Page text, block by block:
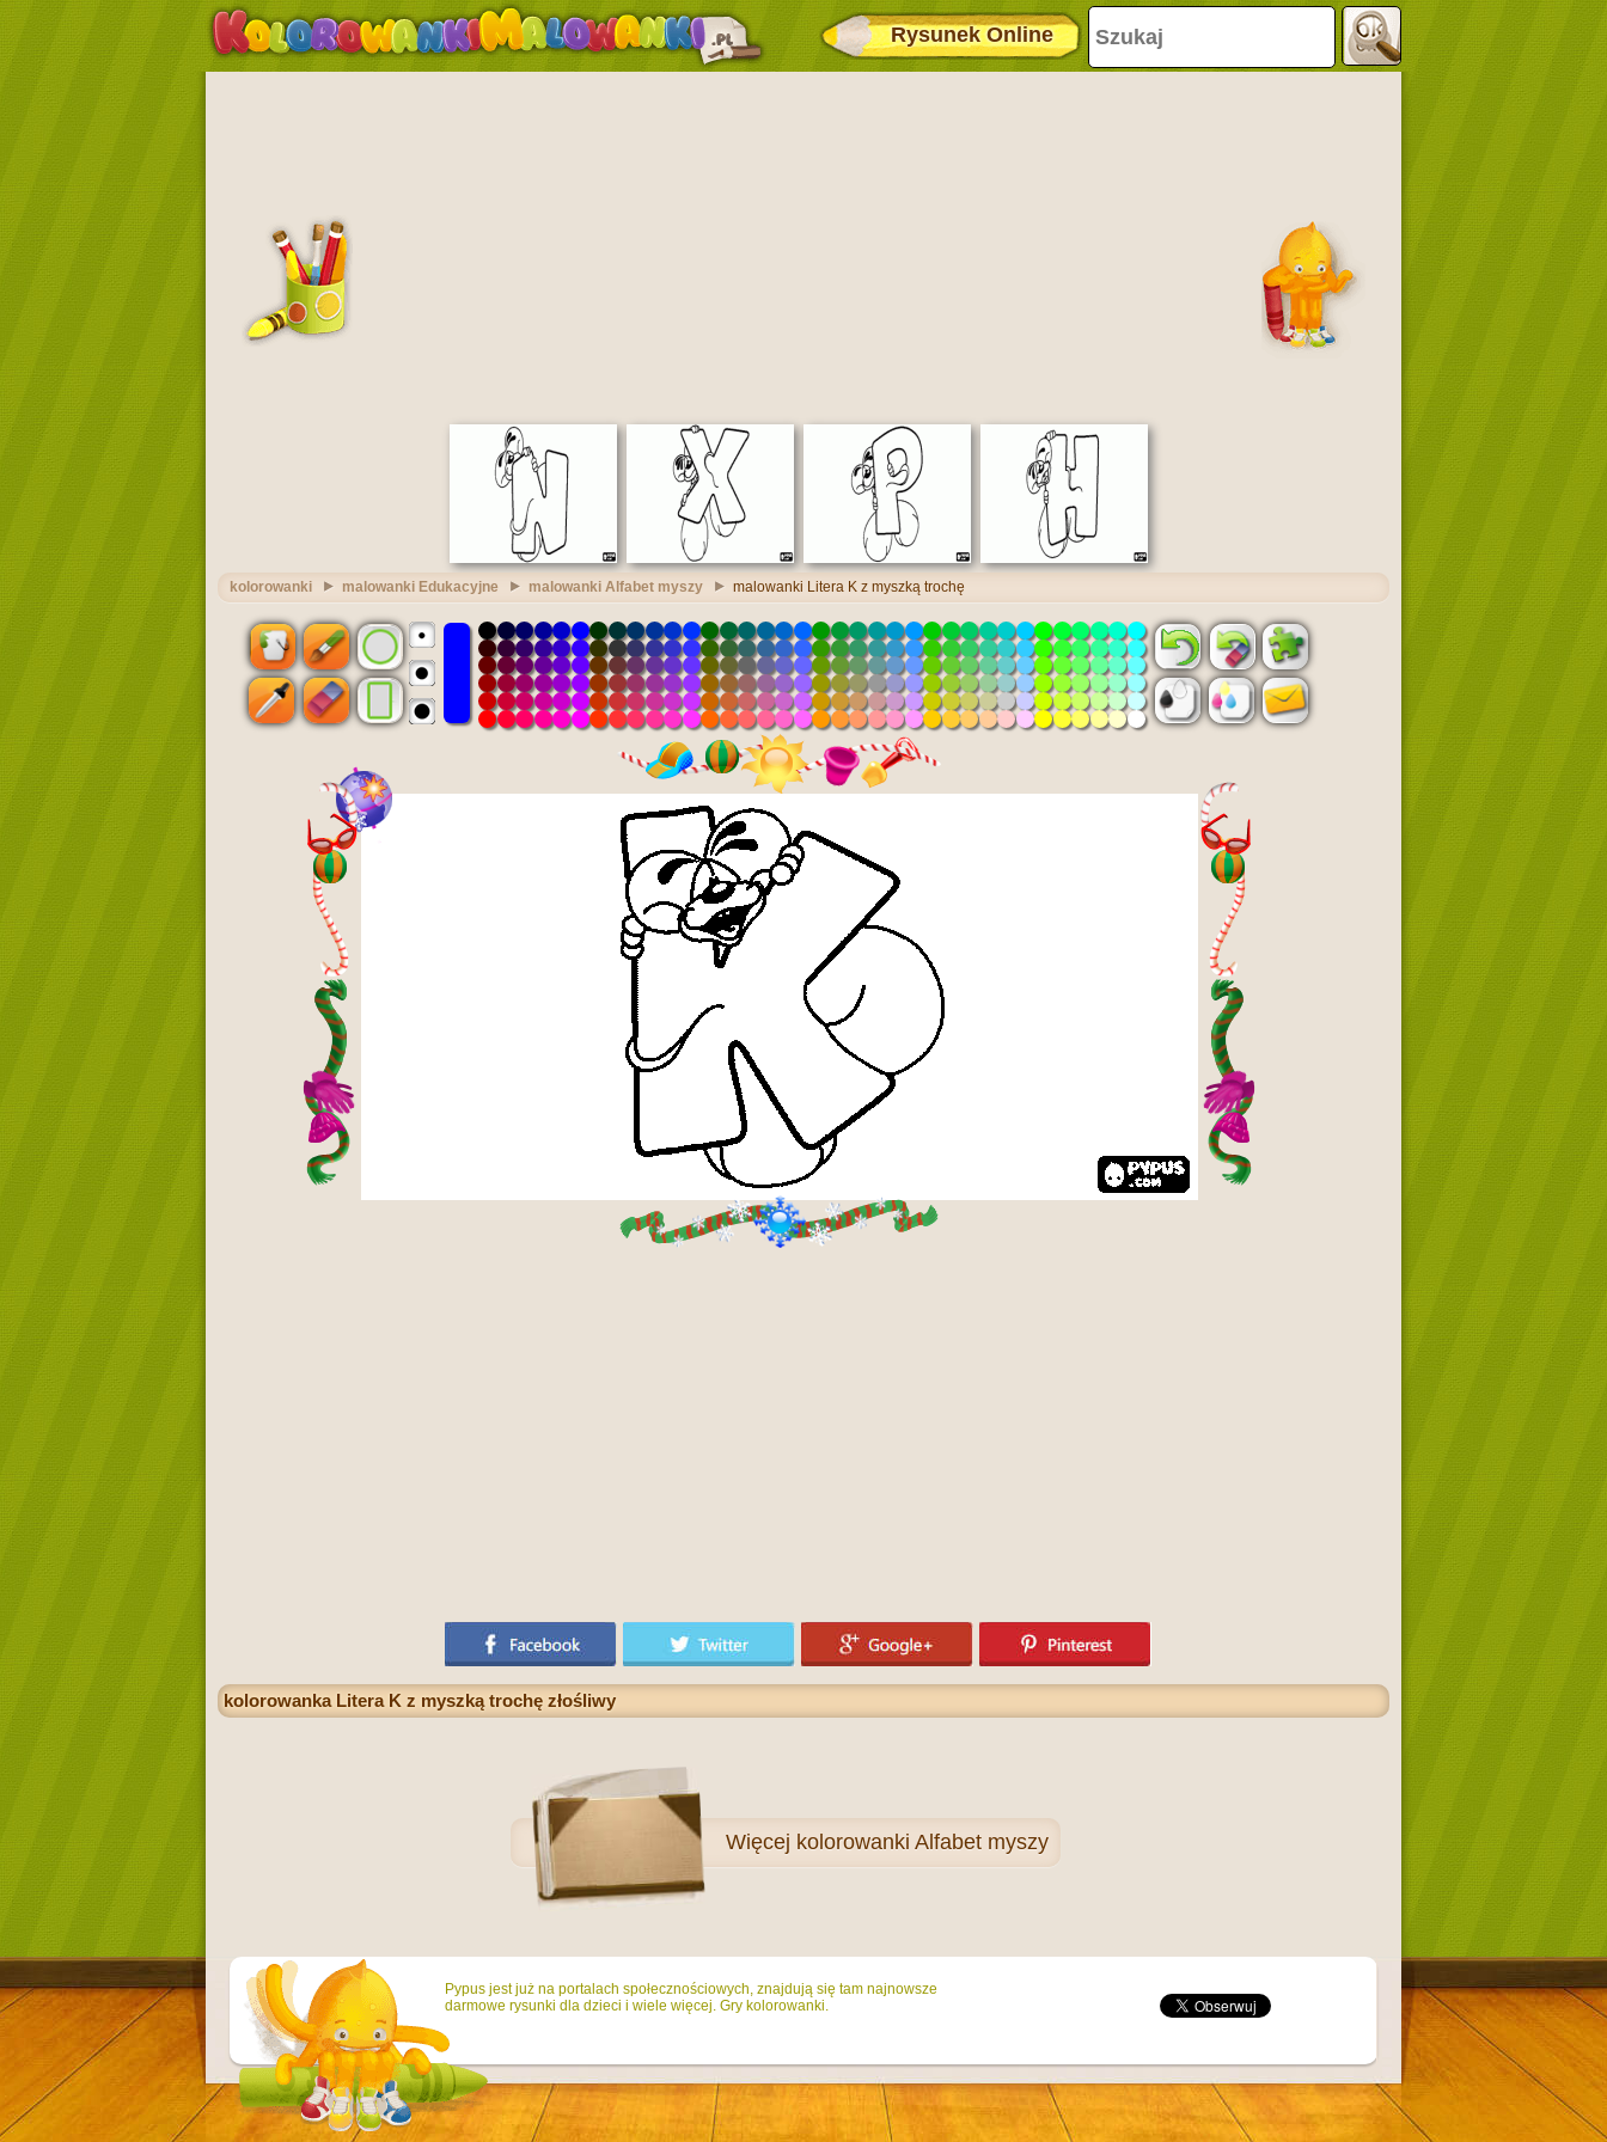
Rysunek Online
kolorowanki malowanki Edukacyjne malowanki Alfabet myszy malowanki Litera K z myszką trochę
kolorowanka Litera K z myszką trochę złośliwy
Więcej kolorowanki Alfabet myszy
Pypus jest już na portalach społecznościowych, znajdują się tam najnowsze
darmowe rysunki dla dzieci i wiele więcej. Gry kolorowanki.